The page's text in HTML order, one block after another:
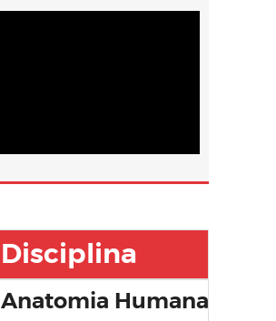
Disciplina
Anatomia Humana I